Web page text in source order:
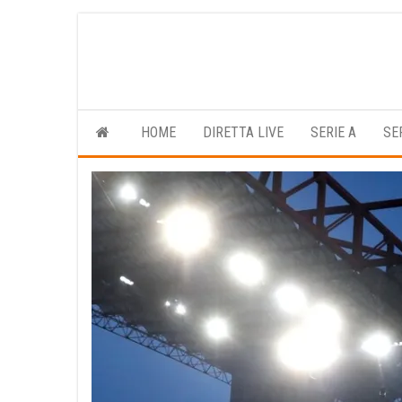
HOME DIRETTA LIVE SERIE A